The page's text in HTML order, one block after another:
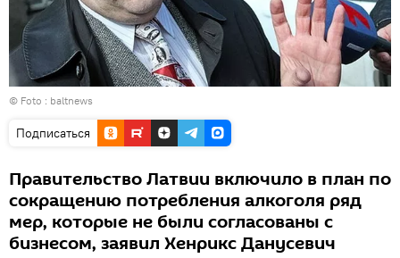
© Foto : baltnews
Подписаться
Правительство Латвии включило в план по
сокращению потребления алкоголя ряд
мер, которые не были согласованы с
бизнесом, заявил Хенрикс Данусевич